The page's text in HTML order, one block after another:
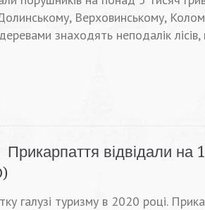
Верховинському,
знаходять неподалік лісів,
Прикарпаття відвідали
галузі туризму в 2020 році.